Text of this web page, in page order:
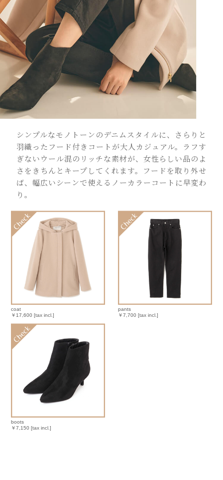
シンプルなモノトーンのデニムスタイルに、さらりと
羽織ったフード付きコートが大人カジュアル。ラフす
ぎないウール混のリッチな素材が、女性らしい品のよ
さをきちんとキープしてくれます。フードを取り外せ
ば、幅広いシーンで使えるノーカラーコートに早変わ
り。
coat
￥17,600 [tax incl.]
pants
￥7,700 [tax incl.]
boots
￥7,150 [tax incl.]